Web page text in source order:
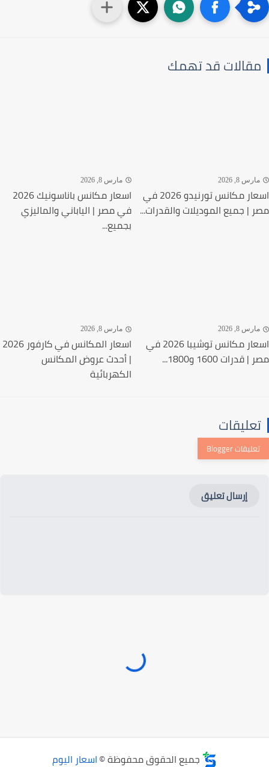
قد تهمك
8, 2026
اسعار مكانس تورنيدو 2026 في
| جميع الموديلات والقدرات...
مارس 8, 2026
اسعار مكانس باناسونيك 2026
في مصر | الياباني والماليزي
بجميع...
8, 2026
اسعار مكانس توشيبا 2026 في
1600 و1800...
مارس 8, 2026
اسعار المكانس في كارفور 2026
| أحدث عروض المكانس
الكهربائية
إرسال تعليق
جميع الحقوق محفوظة ©اسعار اليوم